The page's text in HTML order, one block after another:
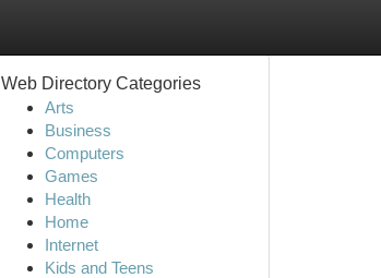
Web Directory Categories
Arts
Business
Computers
Games
Health
Home
Internet
Kids and Teens